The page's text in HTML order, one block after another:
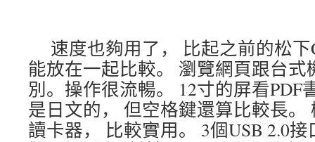
速度也夠用了， 比起之前的松
能放在一起比較。 瀏覽網頁跟台
別。操作很流暢。 12寸的屏看PDF
是日文的， 但空格鍵還算比較長。
讀卡器， 比較實用。 3個USB 2.0